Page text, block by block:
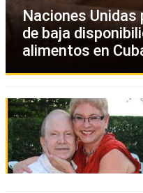
Naciones Unidas
de baja
alimentos en